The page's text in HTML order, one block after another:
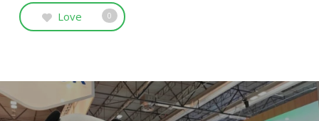
Love 0